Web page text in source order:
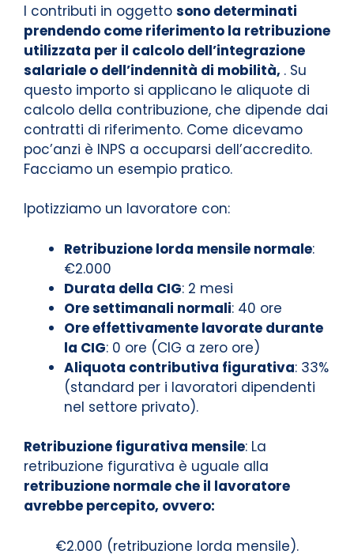
I contributi in oggetto sono determinati
prendendo come riferimento la retribuzione
utilizzata per il calcolo dell’integrazione
salariale o dell’indennità di mobilità, . Su
questo importo si applicano le aliquote di
calcolo della contribuzione, che dipende dai
contratti di riferimento. Come dicevamo
poc’anzi è INPS a occuparsi dell’accredito.
Facciamo un esempio pratico.
Ipotizziamo un lavoratore con:
Retribuzione lorda mensile normale:
€2.000
Durata della CIG: 2 mesi
Ore settimanali normali: 40 ore
Ore effettivamente lavorate durante
la CIG: 0 ore (CIG a zero ore)
Aliquota contributiva figurativa: 33%
(standard per i lavoratori dipendenti
nel settore privato).
Retribuzione figurativa mensile: La
retribuzione figurativa è uguale alla
retribuzione normale che il lavoratore
avrebbe percepito, ovvero:
€2.000 (retribuzione lorda mensile).